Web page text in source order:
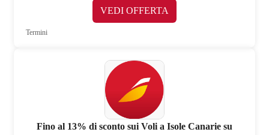
VEDI OFFERTA
Termini
Fino al 13% di sconto sui Voli a Isole Canarie su